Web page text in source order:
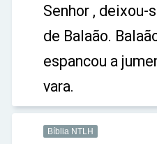
Senhor , deixou-
de Balaão.
espancou a
vara.
Bíblia NTLH